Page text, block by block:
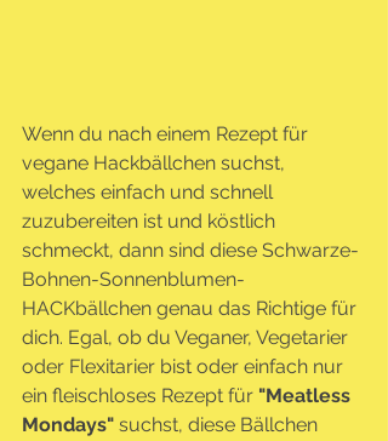
Wenn du nach einem Rezept für
vegane Hackbällchen suchst,
welches einfach und schnell
zuzubereiten ist und köstlich
schmeckt, dann sind diese Schwarze-
Bohnen-Sonnenblumen-
HACKbällchen genau das Richtige für
dich. Egal, ob du Veganer, Vegetarier
oder Flexitarier bist oder einfach nur
ein fleischloses Rezept für "Meatless
Mondays" suchst, diese Bällchen